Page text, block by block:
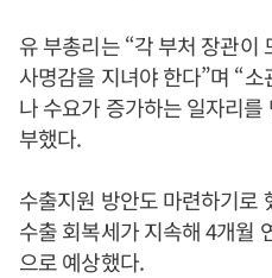
유 부총리는 “각 부처 장관이
사명감을 지녀야 한다”며 “
나 수요가 증가하는 일자리
부했다.
수출지원 방안도 마련하기로
수출 회복세가 지속해 4개월
으로 예상했다.